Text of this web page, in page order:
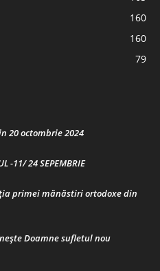
160
160
79
20 octombrie 2024
-11/ 24 SEPEMBRIE
primei mănăstiri ortodoxe din
Doamne sufletul nou